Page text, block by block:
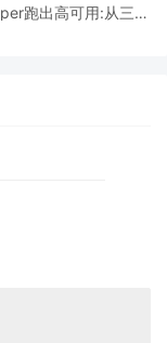
跑出高可用:从三节